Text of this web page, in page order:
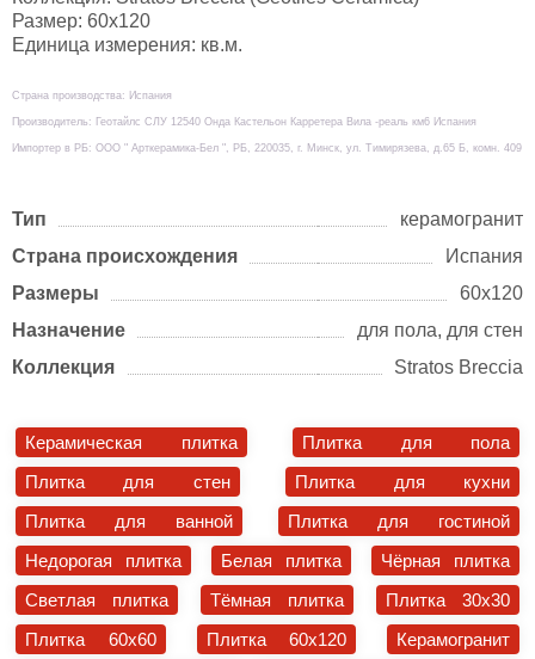
Размер: 60х120
Единица измерения: кв.м.
Страна производства: Испания
Производитель: Геотайлс СЛУ 12540 Онда Кастельон Карретера Вила -реаль км6 Испания
Импортер в РБ: ООО " Арткерамика-Бел ", РБ, 220035, г. Минск, ул. Тимирязева, д.65 Б, комн. 409
Тип
керамогранит
Страна происхождения
Испания
Размеры
60х120
Назначение
для пола, для стен
Коллекция
Stratos Breccia
Керамическая плитка
Плитка для пола
Плитка для стен
Плитка для кухни
Плитка для ванной
Плитка для гостиной
Недорогая плитка
Белая плитка
Чёрная плитка
Светлая плитка
Тёмная плитка
Плитка 30x30
Плитка 60x60
Плитка 60x120
Керамогранит